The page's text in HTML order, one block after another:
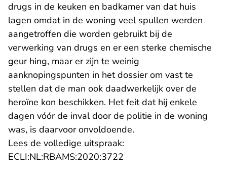
drugs in de keuken en badkamer van dat huis
lagen omdat in de woning veel spullen werden
aangetroffen die worden gebruikt bij de
verwerking van drugs en er een sterke chemische
geur hing, maar er zijn te weinig
aanknopingspunten in het dossier om vast te
stellen dat de man ook daadwerkelijk over de
heroïne kon beschikken. Het feit dat hij enkele
dagen vóór de inval door de politie in de woning
was, is daarvoor onvoldoende.
Lees de volledige uitspraak:
ECLI:NL:RBAMS:2020:3722